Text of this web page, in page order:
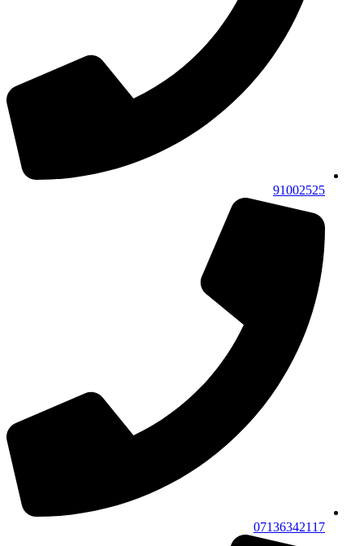
91002525
07136342117